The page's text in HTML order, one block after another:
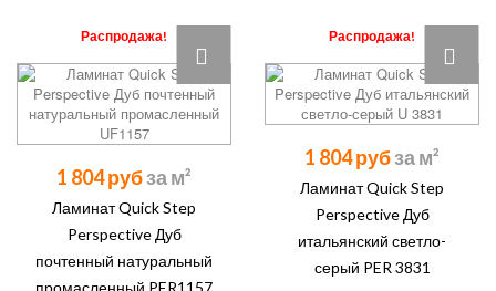
Распродажа!
1 804 руб
Ламинат Quick Step
Perspective Дуб
почтенный натуральный
промасленный PER1157
Распродажа!
1 804 руб
Ламинат Quick Step
Perspective Дуб
итальянский светло-
серый PER 3831